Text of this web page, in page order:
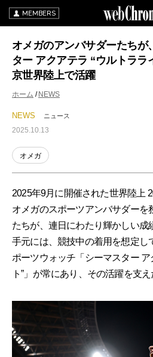
MEMBERS
オメガのアンバサダーたちが
ター アクアテラ “ウルトララ
京世界陸上で活躍
ホーム NEWS
NEWS ニュース
2025.10.13
オメガ
2025年9月に開催された世界陸上
オメガのスポーツアンバサダーを
たちが、連日にわたり輝かしい成
手元には、競技中の着用を想定し
ポーツウォッチ「シーマスター ア
ト”」が常にあり、その活躍を支え